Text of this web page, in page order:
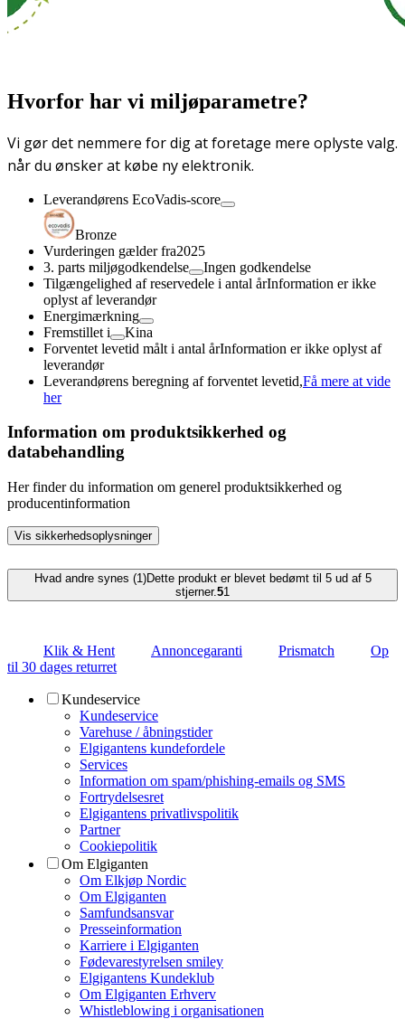
Hvorfor har vi miljøparametre?
Vi gør det nemmere for dig at foretage mere oplyste valg.
når du ønsker at købe ny elektronik.
Leverandørens EcoVadis-score
Bronze
Vurderingen gælder fra2025
3. parts miljøgodkendelse
Ingen godkendelse
Tilgængelighed af reservedele i antal årInformation er ikke
oplyst af leverandør
Energimærkning
Fremstillet i
Kina
Forventet levetid målt i antal årInformation er ikke oplyst af
leverandør
Leverandørens beregning af forventet levetid,Få mere at vide
her
Information om produktsikkerhed og
databehandling
Her finder du information om generel produktsikkerhed og
producentinformation
Vis sikkerhedsoplysninger
Hvad andre synes (1)Dette produkt er blevet bedømt til 5 ud af 5
stjerner.51
Klik & Hent Annoncegaranti Prismatch
Op
til 30 dages returret
Kundeservice
Kundeservice
Varehuse / åbningstider
Elgigantens kundefordele
Services
Information om spam/phishing-emails og SMS
Fortrydelsesret
Elgigantens privatlivspolitik
Partner
Cookiepolitik
Om Elgiganten
Om Elkjøp Nordic
Om Elgiganten
Samfundsansvar
Presseinformation
Karriere i Elgiganten
Fødevarestyrelsen smiley
Elgigantens Kundeklub
Om Elgiganten Erhverv
Whistleblowing i organisationen